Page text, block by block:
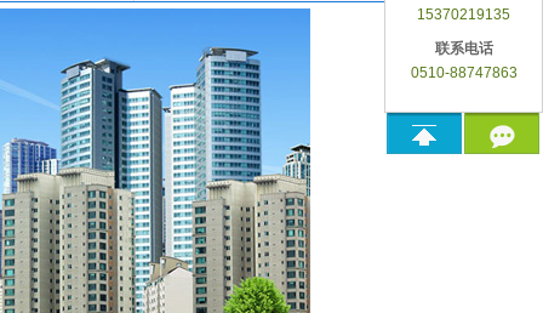
15370219135
联系电话
0510-88747863